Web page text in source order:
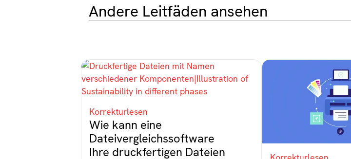
Andere Leitfäden ansehen
Korrekturlesen
Wie kann eine
Dateivergleichssoftware
Ihre druckfertigen Dateien